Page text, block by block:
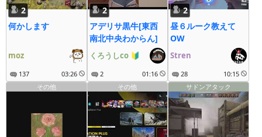
2
何かします
moz
137 03:26
2
アデリサ黒牛[東西
南北中央わからん]
くろうしco 🔰
2 01:16
2
昼６ルーク教えて
OW
Stren
28
10:15
その他
その他 サドンアタック